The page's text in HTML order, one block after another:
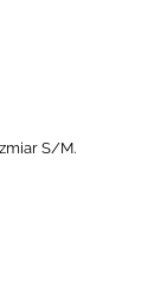
S/M.